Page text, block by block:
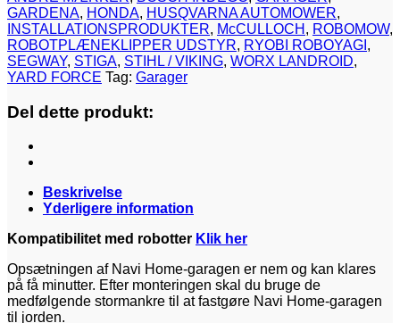
GARDENA, HONDA, HUSQVARNA AUTOMOWER,
INSTALLATIONSPRODUKTER, McCULLOCH , ROBOMOW,
ROBOTPLÆNEKLIPPER UDSTYR, RYOBI ROBOYAGI ,
SEGWAY, STIGA, STIHL / VIKING, WORX LANDROID,
YARD FORCE Tag: Garager
Del dette produkt:
Beskrivelse
Yderligere information
Kompatibilitet med robotter Klik her
Opsætningen af Navi Home-garagen er nem og kan klares
på få minutter. Efter monteringen skal du bruge de
medfølgende stormankre til at fastgøre Navi Home-garagen
til jorden.